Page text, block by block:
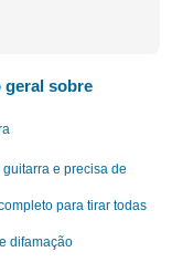
geral sobre
guitarra e precisa de
para tirar todas
difamação